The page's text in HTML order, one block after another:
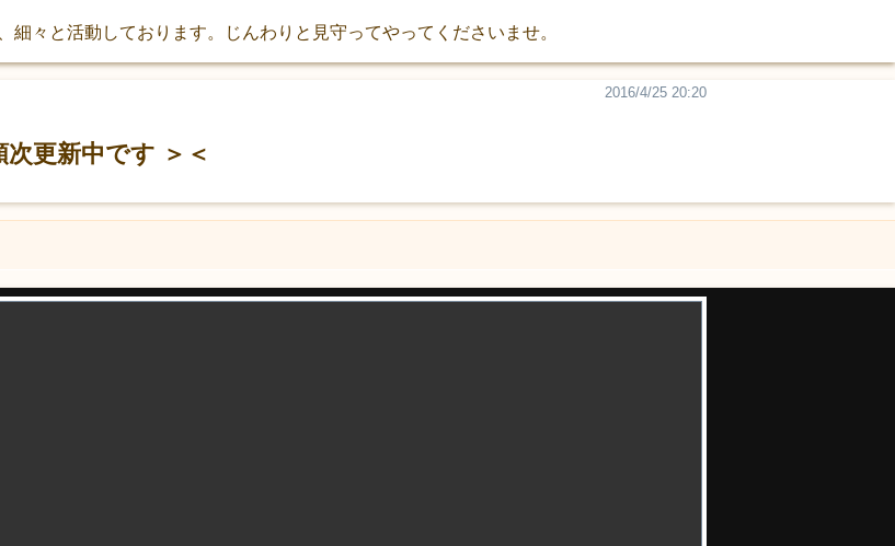
細々と活動しております。じんわりと見守ってやってくださいませ。
次更新中です ＞＜
2016/4/25 20:20